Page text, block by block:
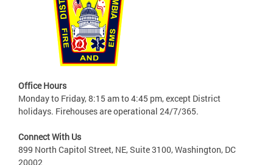
Office Hours
Monday to Friday, 8:15 am to 4:45 pm, except District
holidays. Firehouses are operational 24/7/365.
Connect With Us
899 North Capitol Street, NE, Suite 3100, Washington, DC
20002